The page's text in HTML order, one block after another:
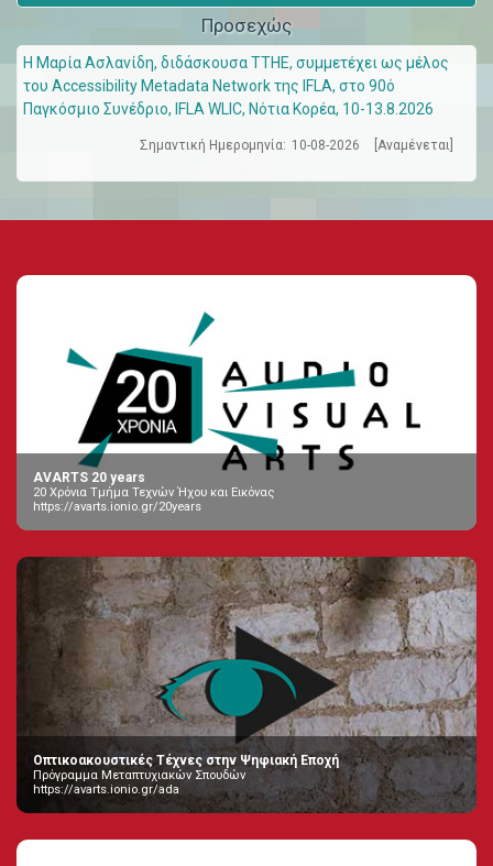
Προσεχώς
Η Μαρία Ασλανίδη, διδάσκουσα ΤΤΗΕ, συμμετέχει ως μέλος
του Accessibility Metadata Network της IFLA, στο 90ό
Παγκόσμιο Συνέδριο, IFLA WLIC, Νότια Κορέα, 10-13.8.2026
Σημαντική Ημερομηνία: 10-08-2026 [Αναμένεται]
AVARTS 20 years
20 Χρόνια Τμήμα Τεχνών Ήχου και Εικόνας
https://avarts.ionio.gr/20years
Οπτικοακουστικές Τέχνες στην Ψηφιακή Εποχή
Πρόγραμμα Μεταπτυχιακών Σπουδών
https://avarts.ionio.gr/ada